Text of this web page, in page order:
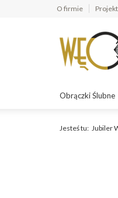
O firmie
Obrączki Ślubne
Jesteś tu: Jubiler